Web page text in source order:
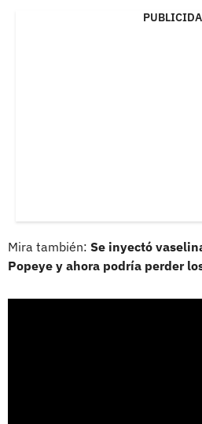
Mira también: Se inyectó
Popeye y ahora podría perder